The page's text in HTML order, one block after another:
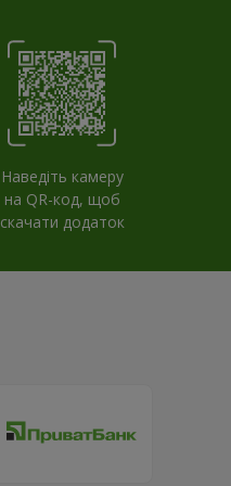
Наведіть камеру
на QR-код, щоб
скачати додаток